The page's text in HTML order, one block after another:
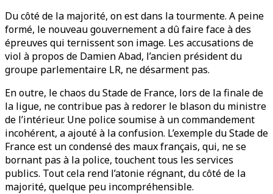
Du côté de la majorité, on est dans la tourmente. A peine
formé, le nouveau gouvernement a dû faire face à des
épreuves qui ternissent son image. Les accusations de
viol à propos de Damien Abad, l’ancien président du
groupe parlementaire LR, ne désarment pas.
En outre, le chaos du Stade de France, lors de la finale de
la ligue, ne contribue pas à redorer le blason du ministre
de l’intérieur. Une police soumise à un commandement
incohérent, a ajouté à la confusion. L’exemple du Stade de
France est un condensé des maux français, qui, ne se
bornant pas à la police, touchent tous les services
publics. Tout cela rend l’atonie régnant, du côté de la
majorité, quelque peu incompréhensible.